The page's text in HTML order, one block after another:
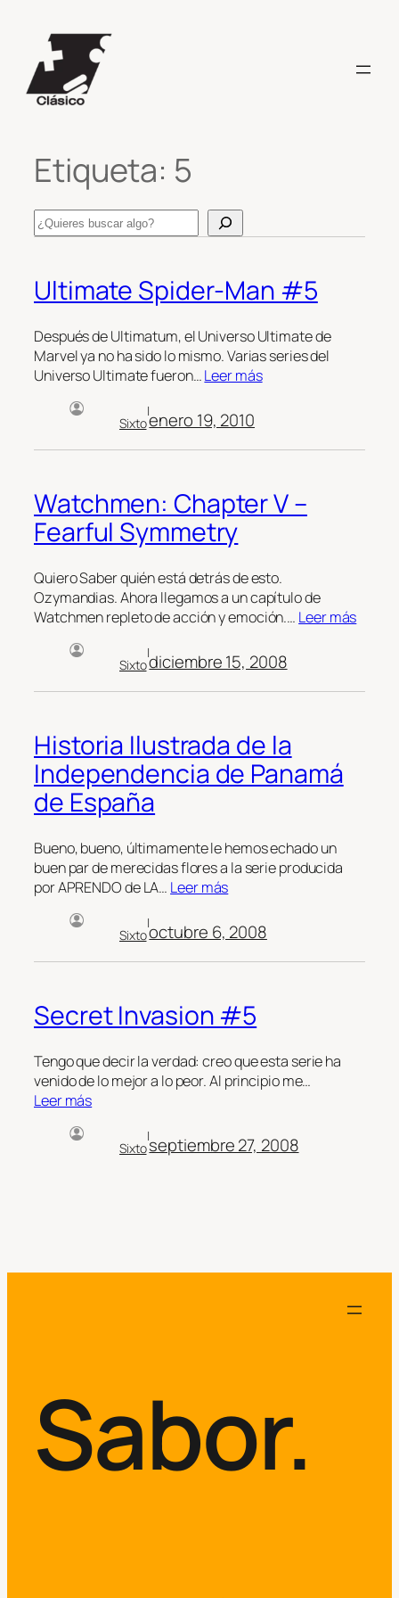
contenido
Etiqueta: 5
Search
Ultimate Spider-Man #5
Después de Ultimatum, el Universo Ultimate de
Marvel ya no ha sido lo mismo. Varias series del
Universo Ultimate fueron…Leer más
Sixto
|enero 19, 2010
Watchmen: Chapter V –
Fearful Symmetry
Quiero Saber quién está detrás de esto.
Ozymandias. Ahora llegamos a un capítulo de
Watchmen repleto de acción y emoción.… Leer más
Sixto
|diciembre 15, 2008
Historia Ilustrada de la
Independencia de Panamá
de España
Bueno, bueno, últimamente le hemos echado un
buen par de merecidas flores a la serie producida
por APRENDO de LA… Leer más
Sixto
|octubre 6, 2008
Secret Invasion #5
Tengo que decir la verdad: creo que esta serie ha
venido de lo mejor a lo peor. Al principio me…
Leer más
Sixto
|septiembre 27, 2008
Sabor.